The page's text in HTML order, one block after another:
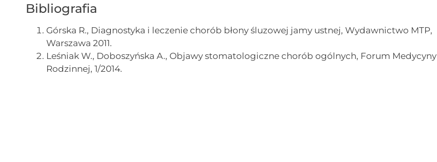
Bibliografia
Górska R., Diagnostyka i leczenie chorób błony śluzowej jamy ustnej, Wydawnictwo MTP,
Warszawa 2011.
Leśniak W., Doboszyńska A., Objawy stomatologiczne chorób ogólnych, Forum Medycyny
Rodzinnej, 1/2014.